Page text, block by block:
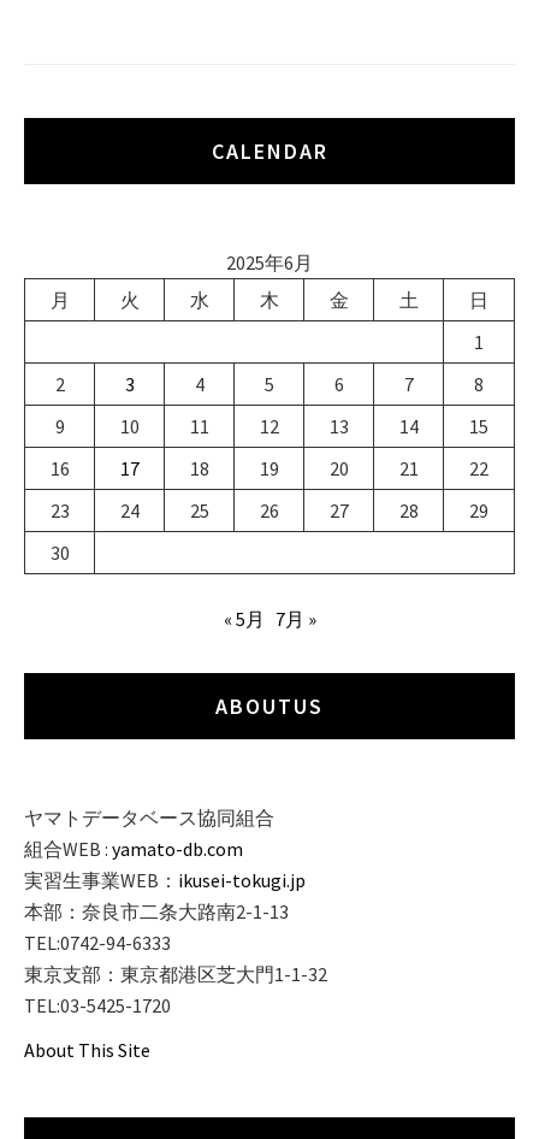
CALENDAR
2025年6月
月
火 水 木 金 土
日
1
2
3 4 5 6 7
8
9
10 11 12 13 14
15
16
17 18 19 20 21
22
23
24 25 26 27 28
29
30
« 5月 7月 »
ABOUTUS
ヤマトデータベース協同組合
組合WEB : yamato-db.com
実習生事業WEB： ikusei-tokugi.jp
本部：奈良市二条大路南2-1-13
TEL:0742-94-6333
東京支部：東京都港区芝大門1-1-32
TEL:03-5425-1720
About This Site